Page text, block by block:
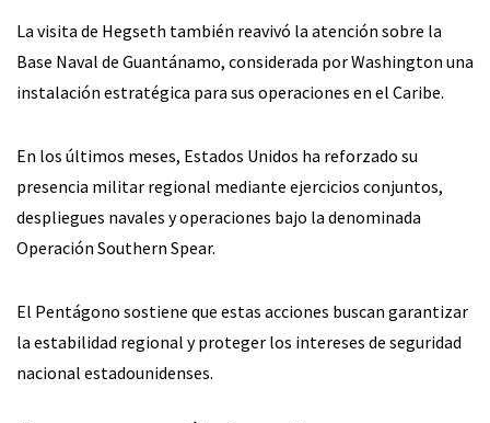
La visita de Hegseth también reavivó la atención sobre la
Base Naval de Guantánamo, considerada por Washington una
instalación estratégica para sus operaciones en el Caribe.
En los últimos meses, Estados Unidos ha reforzado su
presencia militar regional mediante ejercicios conjuntos,
despliegues navales y operaciones bajo la denominada
Operación Southern Spear.
El Pentágono sostiene que estas acciones buscan garantizar
la estabilidad regional y proteger los intereses de seguridad
nacional estadounidenses.